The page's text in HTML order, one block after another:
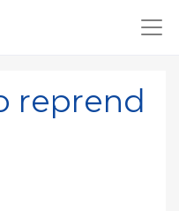
reprend